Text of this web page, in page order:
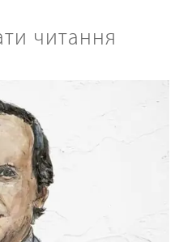
читання